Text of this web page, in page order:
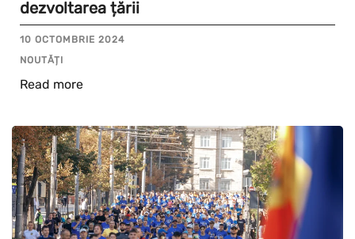
dezvoltarea țării
10 OCTOMBRIE 2024
NOUTĂȚI
Read more